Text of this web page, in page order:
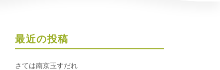
最近の投稿
さては南京玉すだれ